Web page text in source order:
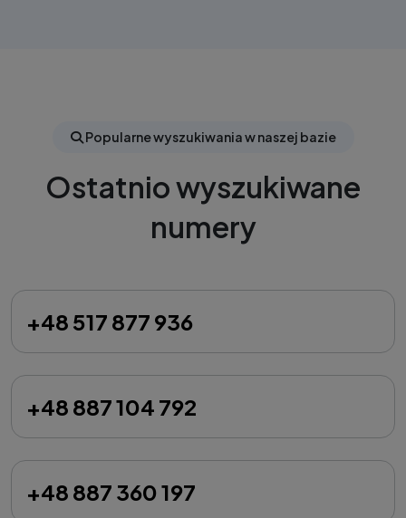
Popularne wyszukiwania w naszej bazie
Ostatnio wyszukiwane
numery
+48 517 877 936
+48 887 104 792
+48 887 360 197